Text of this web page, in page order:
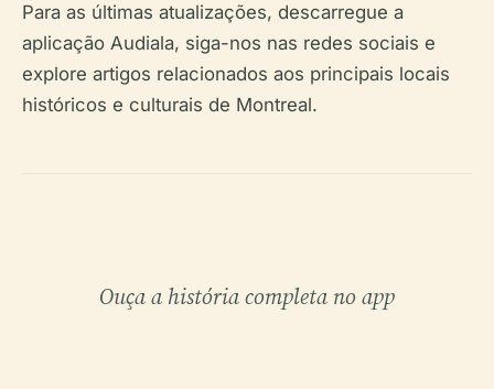
Para as últimas atualizações, descarregue a
aplicação Audiala, siga-nos nas redes sociais e
explore artigos relacionados aos principais locais
históricos e culturais de Montreal.
Ouça a história completa no app